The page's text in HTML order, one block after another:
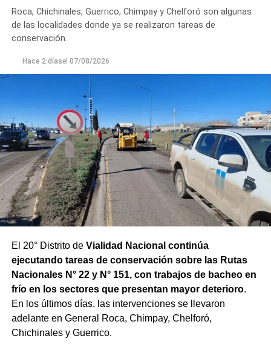
Los equipos técnicos de Aguas Rionegrinas mantienen
un seguimiento constante de la evolución de la turbiedad
con las condiciones que presenta el río.
Roca, Chichinales, Guerrico, Chimpay y Chelforó son algunas
de las localidades donde ya se realizaron tareas de
conservación.
Hace 2 díasel 07/08/2026
El 20° Distrito de Vialidad Nacional continúa
ejecutando tareas de conservación sobre las Rutas
Nacionales N° 22 y N° 151, con trabajos de bacheo en
frío en los sectores que presentan mayor deterioro.
En los últimos días, las intervenciones se llevaron
adelante en General Roca, Chimpay, Chelforó,
Chichinales y Guerrico.